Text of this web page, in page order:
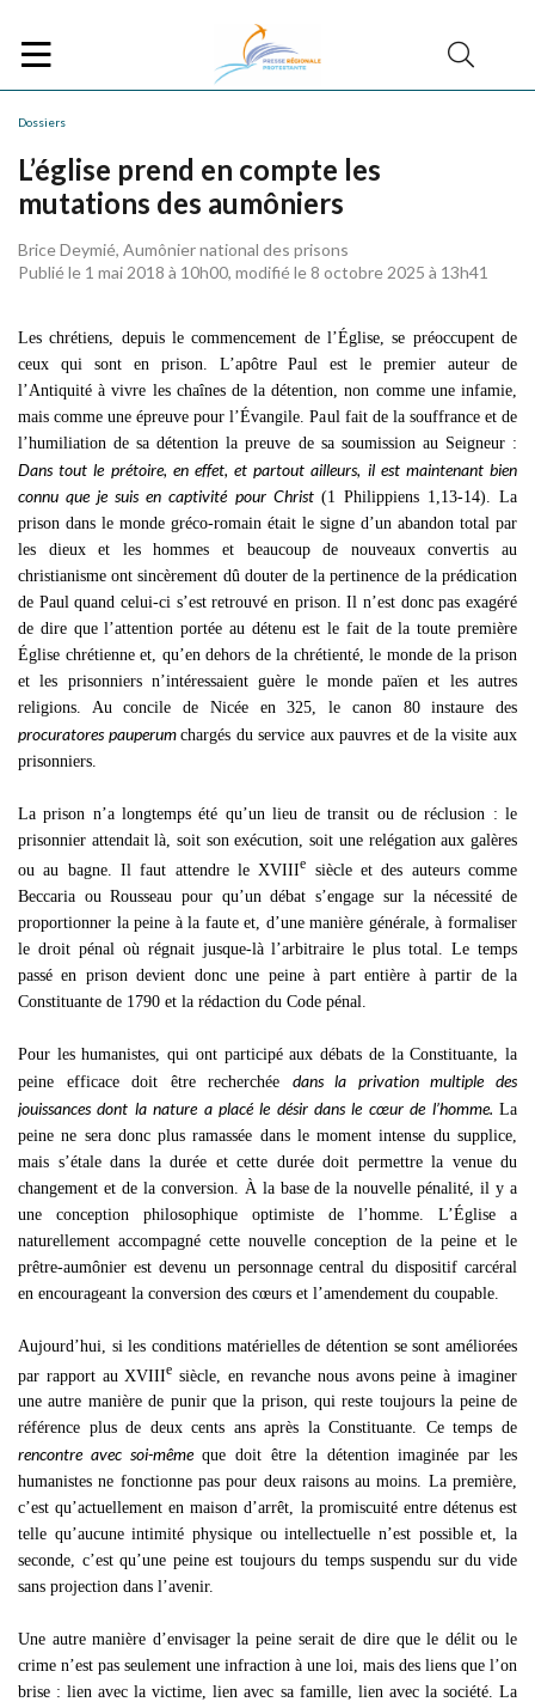
Dossiers
L’église prend en compte les
mutations des aumôniers
Brice Deymié, Aumônier national des prisons
Publié le 1 mai 2018 à 10h00, modifié le 8 octobre 2025 à 13h41
Les chrétiens, depuis le commencement de l’Église, se préoccupent de
ceux qui sont en prison. L’apôtre Paul est le premier auteur de
l’Antiquité à vivre les chaînes de la détention, non comme une infamie,
mais comme une épreuve pour l’Évangile. Paul fait de la souffrance et de
l’humiliation de sa détention la preuve de sa soumission au Seigneur :
Dans tout le prétoire, en effet, et partout ailleurs, il est maintenant bien
connu que je suis en captivité pour Christ (1 Philippiens 1,13-14). La
prison dans le monde gréco-romain était le signe d’un abandon total par
les dieux et les hommes et beaucoup de nouveaux convertis au
christianisme ont sincèrement dû douter de la pertinence de la prédication
de Paul quand celui-ci s’est retrouvé en prison. Il n’est donc pas exagéré
de dire que l’attention portée au détenu est le fait de la toute première
Église chrétienne et, qu’en dehors de la chrétienté, le monde de la prison
et les prisonniers n’intéressaient guère le monde païen et les autres
religions. Au concile de Nicée en 325, le canon 80 instaure des
procuratores pauperumchargés du service aux pauvres et de la visite aux
prisonniers.
La prison n’a longtemps été qu’un lieu de transit ou de réclusion : le
prisonnier attendait là, soit son exécution, soit une relégation aux galères
ou au bagne. Il faut attendre le XVIIIe
siècle et des auteurs comme
Beccaria ou Rousseau pour qu’un débat s’engage sur la nécessité de
proportionner la peine à la faute et, d’une manière générale, à formaliser
le droit pénal où régnait jusque-là l’arbitraire le plus total. Le temps
passé en prison devient donc une peine à part entière à partir de la
Constituante de 1790 et la rédaction du Code pénal.
Pour les humanistes, qui ont participé aux débats de la Constituante, la
peine efficace doit être recherchée dans la privation multiple des
jouissances dont la nature a placé le désir dans le cœur de l’homme.La
peine ne sera donc plus ramassée dans le moment intense du supplice,
mais s’étale dans la durée et cette durée doit permettre la venue du
changement et de la conversion. À la base de la nouvelle pénalité, il y a
une conception philosophique optimiste de l’homme. L’Église a
naturellement accompagné cette nouvelle conception de la peine et le
prêtre-aumônier est devenu un personnage central du dispositif carcéral
en encourageant la conversion des cœurs et l’amendement du coupable.
Aujourd’hui, si les conditions matérielles de détention se sont améliorées
par rapport au XVIIIe siècle, en revanche nous avons peine à imaginer
une autre manière de punir que la prison, qui reste toujours la peine de
référence plus de deux cents ans après la Constituante. Ce temps de
rencontre avec soi-mêmeque doit être la détention imaginée par les
humanistes ne fonctionne pas pour deux raisons au moins. La première,
c’est qu’actuellement en maison d’arrêt, la promiscuité entre détenus est
telle qu’aucune intimité physique ou intellectuelle n’est possible et, la
seconde, c’est qu’une peine est toujours du temps suspendu sur du vide
sans projection dans l’avenir.
Une autre manière d’envisager la peine serait de dire que le délit ou le
crime n’est pas seulement une infraction à une loi, mais des liens que l’on
brise : lien avec la victime, lien avec sa famille, lien avec la société. La